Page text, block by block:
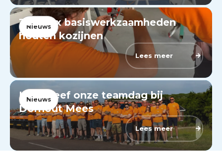
Nieuws
Toolbox basiswerkzaamheden
houten kozijnen
Lees meer
Nieuws
Herbeleef onze teamdag bij
Dorhout Mees
Lees meer